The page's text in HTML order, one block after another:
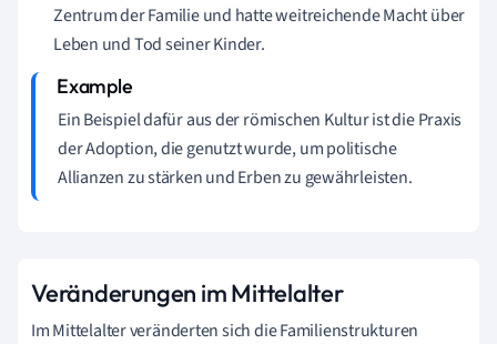
Zentrum der Familie und hatte weitreichende Macht über
Leben und Tod seiner Kinder.
Ein Beispiel dafür aus der römischen Kultur ist die Praxis
der Adoption, die genutzt wurde, um politische
Allianzen zu stärken und Erben zu gewährleisten.
Veränderungen im Mittelalter
Im Mittelalter veränderten sich die Familienstrukturen